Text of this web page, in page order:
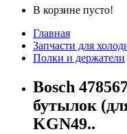
В корзине пусто!
Главная
Запчасти для
Полки и держатели
Bosch
бутылок
KGN49..